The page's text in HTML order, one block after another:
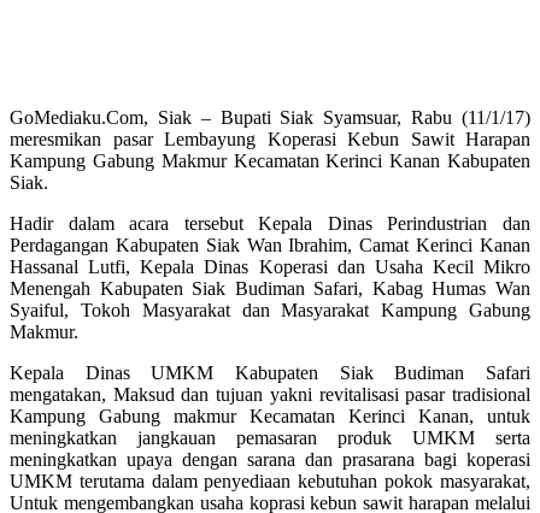
GoMediaku.Com, Siak – Bupati Siak Syamsuar, Rabu (11/1/17)
meresmikan pasar Lembayung Koperasi Kebun Sawit Harapan
Kampung Gabung Makmur Kecamatan Kerinci Kanan Kabupaten
Siak.
Hadir dalam acara tersebut Kepala Dinas Perindustrian dan
Perdagangan Kabupaten Siak Wan Ibrahim, Camat Kerinci Kanan
Hassanal Lutfi, Kepala Dinas Koperasi dan Usaha Kecil Mikro
Menengah Kabupaten Siak Budiman Safari, Kabag Humas Wan
Syaiful, Tokoh Masyarakat dan Masyarakat Kampung Gabung
Makmur.
Kepala Dinas UMKM Kabupaten Siak Budiman Safari
mengatakan, Maksud dan tujuan yakni revitalisasi pasar tradisional
Kampung Gabung makmur Kecamatan Kerinci Kanan, untuk
meningkatkan jangkauan pemasaran produk UMKM serta
meningkatkan upaya dengan sarana dan prasarana bagi koperasi
UMKM terutama dalam penyediaan kebutuhan pokok masyarakat,
Untuk mengembangkan usaha koprasi kebun sawit harapan melalui